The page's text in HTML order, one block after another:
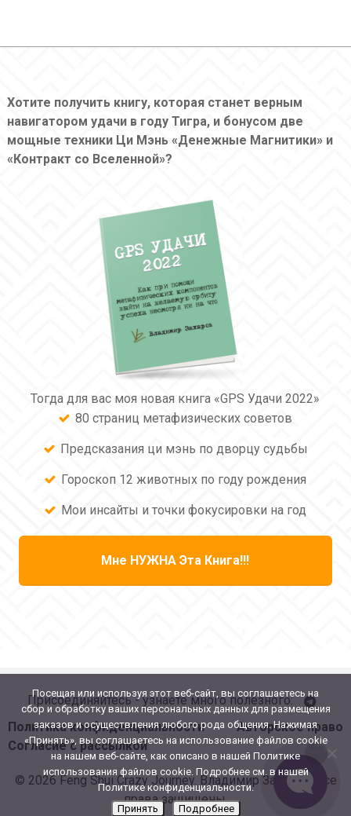
Хотите получить книгу, которая станет верным
навигатором удачи в году Тигра, и бонусом две
мощные техники Ци Мэнь «Денежные Магнитики» и
«Контракт со Вселенной»?
Тогда для вас моя новая книга «GPS Удачи 2022»
80 страниц метафизических советов
Предсказания ци мэнь по дворцу судьбы
Гороскоп 12 животных по году рождения
Мои инсайты и точки фокусировки на год
Мне НУЖНА Эта Книга!!!
Присоединяйтесь - узнаете много полезного:
Политика конфиденциальности
Авторское право
Согласие с рассылкой
© 2026 Feng Shui Crazy Journey. Владимир Захаров. Все
права защищены.
Посещая или используя этот веб-сайт, вы соглашаетесь на
сбор и обработку ваших персональных данных для размещения
заказов и осуществления любого рода общения. Нажимая
«Принять», вы соглашаетесь на использование файлов cookie
на нашем веб-сайте, как описано в нашей Политике
использования файлов cookie. Подробнее см. в нашей
Политике конфиденциальности.
Принять
Подробнее